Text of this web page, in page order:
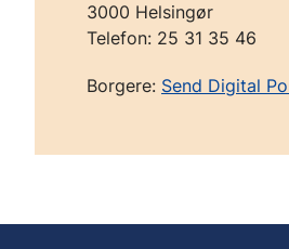
3000 Helsingør
Telefon: 25 31 35 46
Borgere: Send Digital